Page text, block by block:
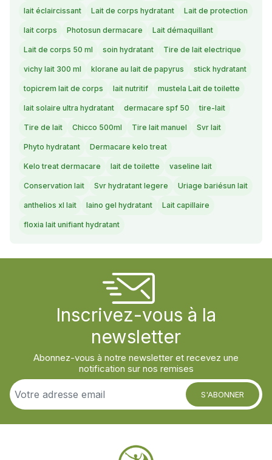
lait éclaircissant Lait de corps hydratant Lait de protection
lait corps Photosun dermacare Lait démaquillant
Lait de corps 50 ml soin hydratant Tire de lait electrique
vichy lait 300 ml klorane au lait de papyrus stick hydratant
topicrem lait de corps lait nutritif mustela Lait de toilette
lait solaire ultra hydratant dermacare spf 50 tire-lait
Tire de lait Chicco 500ml Tire lait manuel Svr lait
Phyto hydratant Dermacare kelo treat
Kelo treat dermacare lait de toilette vaseline lait
Conservation lait Svr hydratant legere Uriage bariésun lait
anthelios xl lait laino gel hydratant Lait capillaire
floxia lait unifiant hydratant
Inscrivez-vous à la
newsletter
Abonnez-vous à notre newsletter et recevez une
notification sur nos remises
S'ABONNER